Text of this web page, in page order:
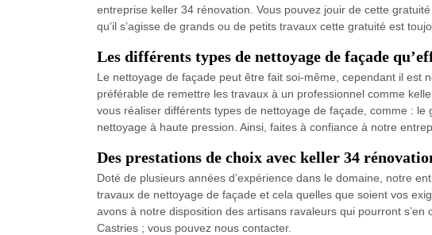
entreprise keller 34 rénovation. Vous pouvez jouir de cette
qu’il s’agisse de grands ou de petits travaux cette gratuité est
Les différents types de nettoyage de façade
Le nettoyage de façade peut être fait soi-même, cependant il est
préférable de remettre les travaux à un professionnel comme
vous réaliser différents types de nettoyage de façade, comme :
nettoyage à haute pression. Ainsi, faites à confiance à notre
Des prestations de choix avec keller 34
Doté de plusieurs années d’expérience dans le domaine, notre
travaux de nettoyage de façade et cela quelles que soient vos
avons à notre disposition des artisans ravaleurs qui pourront
Castries ; vous pouvez nous contacter.